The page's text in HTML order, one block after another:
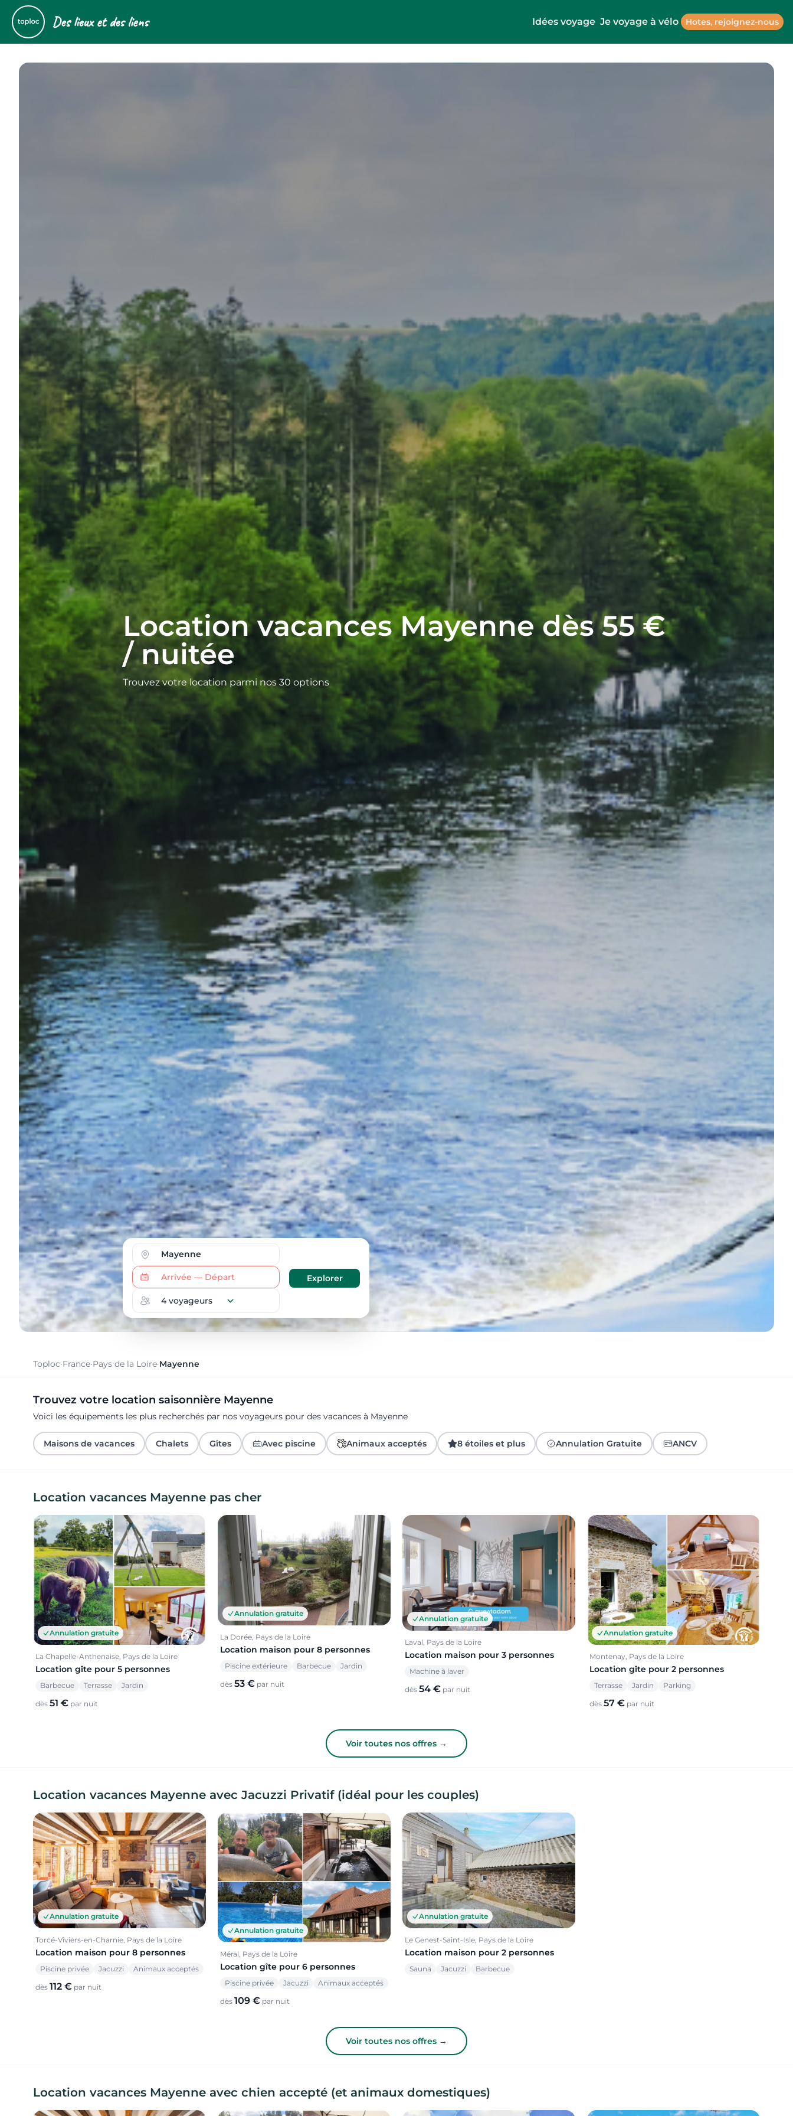
Des lieux et des liens Idées voyage Je voyage à vélo Hotes, rejoignez-nous
Location vacances Mayenne dès 55 €
/ nuitée
Trouvez votre location parmi nos 30 options
Toploc·France·Pays de la Loire·Mayenne
Trouvez votre location saisonnière Mayenne
Voici les équipements les plus recherchés par nos voyageurs pour des vacances à Mayenne
Maisons de vacances Chalets Gîtes Avec piscine Animaux acceptés 8 étoiles et plus Annulation Gratuite ANCV
Location vacances Mayenne pas cher
Annulation gratuite
La Chapelle-Anthenaise, Pays de la Loire
Location gîte pour 5 personnes
Barbecue Terrasse Jardin
dès 51 € par nuit
Annulation gratuite
La Dorée, Pays de la Loire
Location maison pour 8 personnes
Piscine extérieure Barbecue Jardin
dès 53 € par nuit
Annulation gratuite
Laval, Pays de la Loire
Location maison pour 3 personnes
Machine à laver
dès 54 € par nuit
Annulation gratuite
Montenay, Pays de la Loire
Location gîte pour 2 personnes
Terrasse Jardin Parking
dès 57 € par nuit
Voir toutes nos offres →
Location vacances Mayenne avec Jacuzzi Privatif (idéal pour les couples)
Annulation gratuite
Torcé-Viviers-en-Charnie, Pays de la Loire
Location maison pour 8 personnes
Piscine privée Jacuzzi Animaux acceptés
dès 112 € par nuit
Annulation gratuite
Méral, Pays de la Loire
Location gîte pour 6 personnes
Piscine privée Jacuzzi Animaux acceptés
dès 109 € par nuit
Annulation gratuite
Le Genest-Saint-Isle, Pays de la Loire
Location maison pour 2 personnes
Sauna Jacuzzi Barbecue
Voir toutes nos offres →
Location vacances Mayenne avec chien accepté (et animaux domestiques)